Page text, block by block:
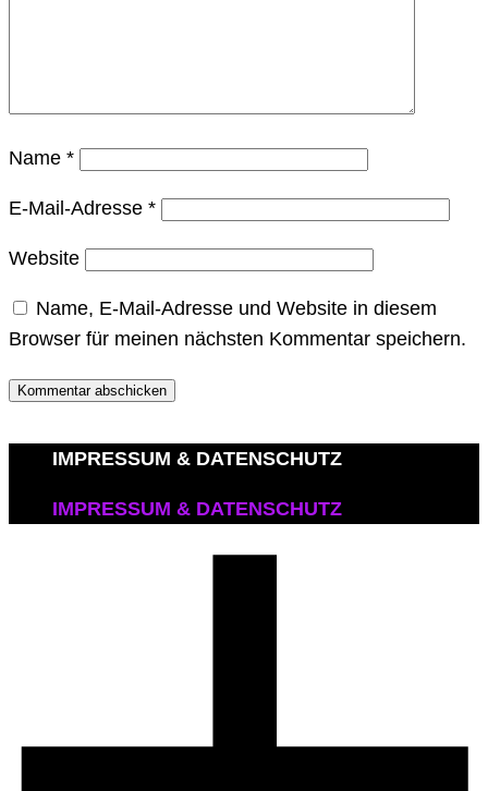
Name *
E-Mail-Adresse *
Website
Name, E-Mail-Adresse und Website in diesem
Browser für meinen nächsten Kommentar speichern.
IMPRESSUM & DATENSCHUTZ
IMPRESSUM & DATENSCHUTZ